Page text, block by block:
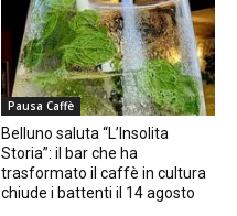
Pausa Caffè
Belluno saluta “L’Insolita
Storia”: il bar che ha
trasformato il caffè in cultura
chiude i battenti il 14 agosto